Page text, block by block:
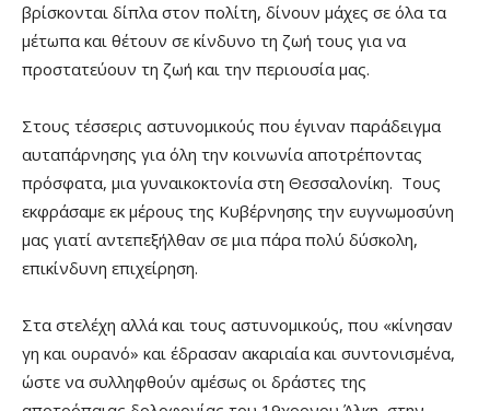
βρίσκονται δίπλα στον πολίτη, δίνουν μάχες σε όλα τα
μέτωπα και θέτουν σε κίνδυνο τη ζωή τους για να
προστατεύουν τη ζωή και την περιουσία μας.
Στους τέσσερις αστυνομικούς που έγιναν παράδειγμα
αυταπάρνησης για όλη την κοινωνία αποτρέποντας
πρόσφατα, μια γυναικοκτονία στη Θεσσαλονίκη. Τους
εκφράσαμε εκ μέρους της Κυβέρνησης την ευγνωμοσύνη
μας γιατί αντεπεξήλθαν σε μια πάρα πολύ δύσκολη,
επικίνδυνη επιχείρηση.
Στα στελέχη αλλά και τους αστυνομικούς, που «κίνησαν
γη και ουρανό» και έδρασαν ακαριαία και συντονισμένα,
ώστε να συλληφθούν αμέσως οι δράστες της